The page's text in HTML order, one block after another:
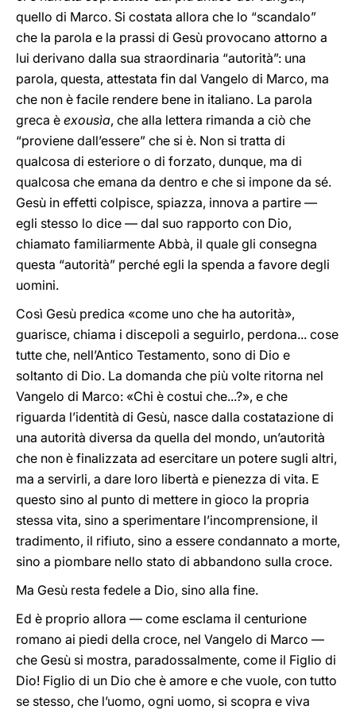
quello di Marco. Si costata allora che lo “scandalo”
che la parola e la prassi di Gesù provocano attorno a
lui derivano dalla sua straordinaria “autorità”: una
parola, questa, attestata fin dal Vangelo di Marco, ma
che non è facile rendere bene in italiano. La parola
greca è exousìa, che alla lettera rimanda a ciò che
“proviene dall’essere” che si è. Non si tratta di
qualcosa di esteriore o di forzato, dunque, ma di
qualcosa che emana da dentro e che si impone da sé.
Gesù in effetti colpisce, spiazza, innova a partire —
egli stesso lo dice — dal suo rapporto con Dio,
chiamato familiarmente Abbà, il quale gli consegna
questa “autorità” perché egli la spenda a favore degli
uomini.
Così Gesù predica «come uno che ha autorità»,
guarisce, chiama i discepoli a seguirlo, perdona... cose
tutte che, nell’Antico Testamento, sono di Dio e
soltanto di Dio. La domanda che più volte ritorna nel
Vangelo di Marco: «Chi è costui che...?», e che
riguarda l’identità di Gesù, nasce dalla costatazione di
una autorità diversa da quella del mondo, un’autorità
che non è finalizzata ad esercitare un potere sugli altri,
ma a servirli, a dare loro libertà e pienezza di vita. E
questo sino al punto di mettere in gioco la propria
stessa vita, sino a sperimentare l’incomprensione, il
tradimento, il rifiuto, sino a essere condannato a morte,
sino a piombare nello stato di abbandono sulla croce.
Ma Gesù resta fedele a Dio, sino alla fine.
Ed è proprio allora — come esclama il centurione
romano ai piedi della croce, nel Vangelo di Marco —
che Gesù si mostra, paradossalmente, come il Figlio di
Dio! Figlio di un Dio che è amore e che vuole, con tutto
se stesso, che l’uomo, ogni uomo, si scopra e viva